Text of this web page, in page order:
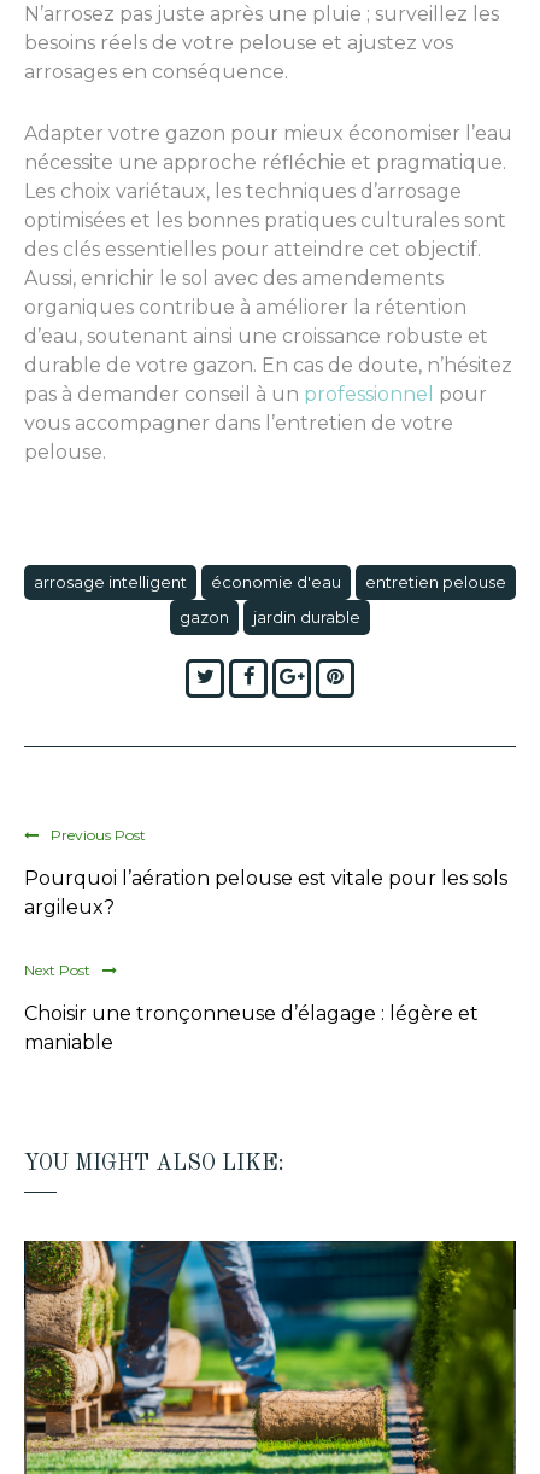
N’arrosez pas juste après une pluie ; surveillez les
besoins réels de votre pelouse et ajustez vos
arrosages en conséquence.
Adapter votre gazon pour mieux économiser l’eau
nécessite une approche réfléchie et pragmatique.
Les choix variétaux, les techniques d’arrosage
optimisées et les bonnes pratiques culturales sont
des clés essentielles pour atteindre cet objectif.
Aussi, enrichir le sol avec des amendements
organiques contribue à améliorer la rétention
d’eau, soutenant ainsi une croissance robuste et
durable de votre gazon. En cas de doute, n’hésitez
pas à demander conseil à un professionnel pour
vous accompagner dans l’entretien de votre
pelouse.
arrosage intelligent économie d'eau
entretien pelouse
gazon
jardin durable
TwitterFacebook
Google+Pinterest
Previous Post
Pourquoi l’aération pelouse est vitale pour les sols
argileux?
Next Post
Choisir une tronçonneuse d’élagage : légère et
maniable
YOU MIGHT ALSO LIKE: